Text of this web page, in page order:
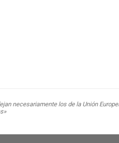
necesariamente los de la Unión